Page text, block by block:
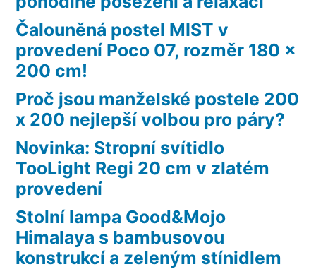
Čalouněná postel MIST v
provedení Poco 07, rozměr 180 x
200 cm!
Proč jsou manželské postele 200
x 200 nejlepší volbou pro páry?
Novinka: Stropní svítidlo
TooLight Regi 20 cm v zlatém
provedení
Stolní lampa Good&Mojo
Himalaya s bambusovou
konstrukcí a zeleným stínidlem